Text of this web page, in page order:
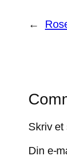
←
Skriv et
Din e-